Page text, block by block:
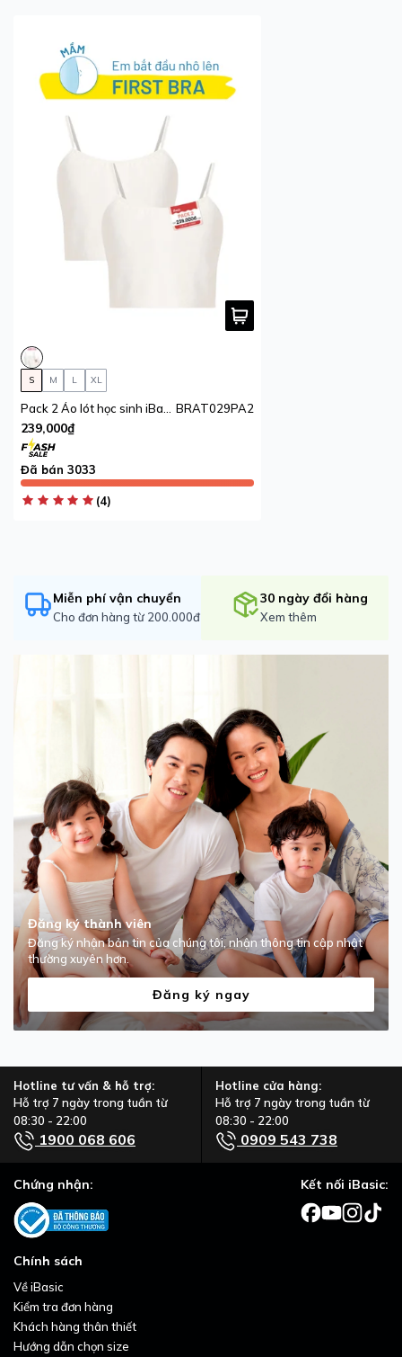
S M L XL
BRAT029PA2
239,000₫
(4)
Đã bán 3033
Miễn phí vận chuyển
Cho đơn hàng từ 200.000đ
30 ngày đổi hàng
Xem thêm
Đăng ký thành viên
Đăng ký nhận bản tin của chúng tôi, nhận thông tin cập nhật
thường xuyên hơn.
Đăng ký ngay
Hotline tư vấn & hỗ trợ:
Hỗ trợ 7 ngày trong tuần từ
08:30 - 22:00
1900 068 606
Hotline cửa hàng:
Hỗ trợ 7 ngày trong tuần từ
08:30 - 22:00
0909 543 738
Chính sách
Về iBasic
Kiểm tra đơn hàng
Khách hàng thân thiết
Hướng dẫn chọn size
Chứng nhận: Kết nối iBasic: